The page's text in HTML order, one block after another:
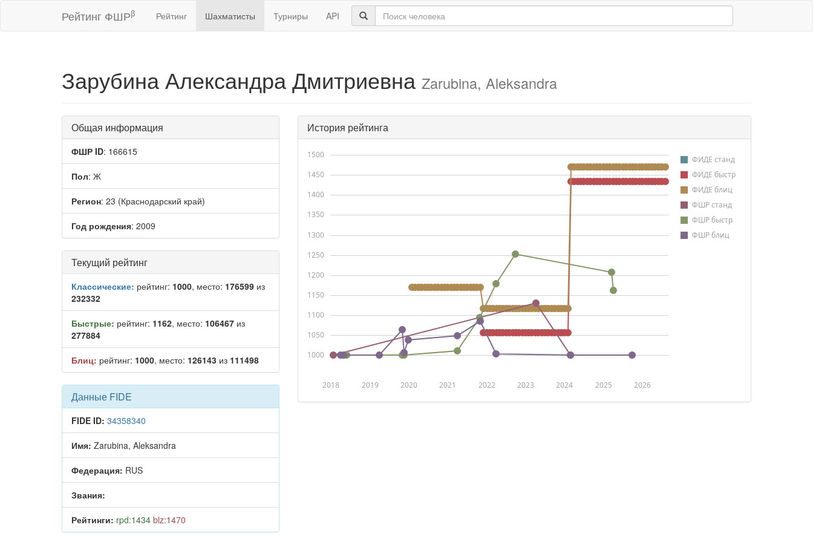
Рейтинг ФШРβ Рейтинг Шахматисты Турниры API
Зарубина Александра Дмитриевна Zarubina, Aleksandra
Общая информация
ФШР ID: 166615
Пол: Ж
Регион: 23 (Краснодарский край)
Год рождения: 2009
Текущий рейтинг
Классические: рейтинг: 1000, место: 176599 из
232332
Быстрые: рейтинг: 1162, место: 106467 из
277884
Блиц: рейтинг: 1000, место: 126143 из 111498
Данные FIDE
FIDE ID: 34358340
Имя: Zarubina, Aleksandra
Федерация: RUS
Звания:
Рейтинги: rpd:1434 blz:1470
История рейтинга
ФИДЕ станд
ФИДЕ быстр
ФИДЕ блиц
ФШР станд
ФШР быстр
ФШР блиц
2018 2019 2020 2021 2022 2023 2024 2025 2026
1000
1050
1100
1150
1200
1250
1300
1350
1400
1450
1500